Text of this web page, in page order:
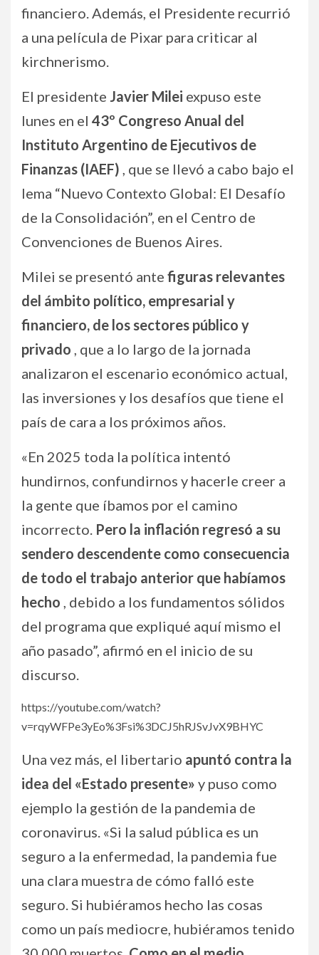
financiero. Además, el Presidente recurrió
a una película de Pixar para criticar al
kirchnerismo.
El presidente Javier Milei expuso este
lunes en el 43º Congreso Anual del
Instituto Argentino de Ejecutivos de
Finanzas (IAEF) , que se llevó a cabo bajo el
lema “Nuevo Contexto Global: El Desafío
de la Consolidación”, en el Centro de
Convenciones de Buenos Aires.
Milei se presentó ante figuras relevantes
del ámbito político, empresarial y
financiero, de los sectores público y
privado , que a lo largo de la jornada
analizaron el escenario económico actual,
las inversiones y los desafíos que tiene el
país de cara a los próximos años.
«En 2025 toda la política intentó
hundirnos, confundirnos y hacerle creer a
la gente que íbamos por el camino
incorrecto. Pero la inflación regresó a su
sendero descendente como consecuencia
de todo el trabajo anterior que habíamos
hecho , debido a los fundamentos sólidos
del programa que expliqué aquí mismo el
año pasado”, afirmó en el inicio de su
discurso.
https://youtube.com/watch?
v=rqyWFPe3yEo%3Fsi%3DCJ5hRJSvJvX9BHYC
Una vez más, el libertario apuntó contra la
idea del «Estado presente» y puso como
ejemplo la gestión de la pandemia de
coronavirus. «Si la salud pública es un
seguro a la enfermedad, la pandemia fue
una clara muestra de cómo falló este
seguro. Si hubiéramos hecho las cosas
como un país mediocre, hubiéramos tenido